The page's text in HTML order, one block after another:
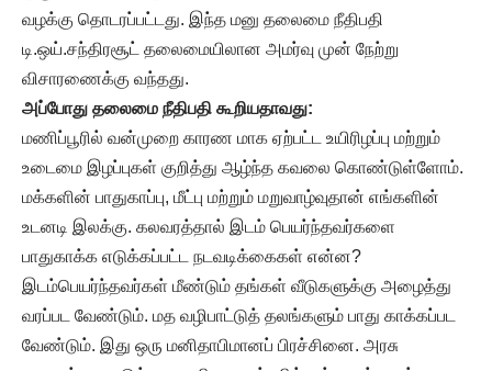
வழக்கு தொடரப்பட்டது. இந்த மனு தலைமை நீதிபதி
டி.ஒய்.சந்திரசூட் தலைமையிலான அமர்வு முன் நேற்று
விசாரணைக்கு வந்தது.
அப்போது தலைமை நீதிபதி கூறியதாவது:
மணிப்பூரில் வன்முறை காரண மாக ஏற்பட்ட உயிரிழப்பு மற்றும்
உடைமை இழப்புகள் குறித்து ஆழ்ந்த கவலை கொண்டுள்ளோம்.
மக்களின் பாதுகாப்பு, மீட்பு மற்றும் மறுவாழ்வுதான் எங்களின்
உடனடி இலக்கு. கலவரத்தால் இடம் பெயர்ந்தவர்களை
பாதுகாக்க எடுக்கப்பட்ட நடவடிக்கைகள் என்ன?
இடம்பெயர்ந்தவர்கள் மீண்டும் தங்கள் வீடுகளுக்கு அழைத்து
வரப்பட வேண்டும். மத வழிபாட்டுத் தலங்களும் பாது காக்கப்பட
வேண்டும். இது ஒரு மனிதாபிமானப் பிரச்சினை. அரசு